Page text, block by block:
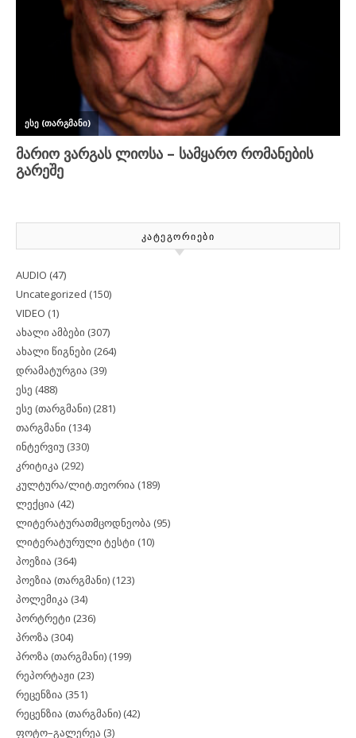
ᲙᲐᲢᲔᲒᲝᲠᲘᲔᲑᲘ
AUDIO (47)
Uncategorized (150)
VIDEO (1)
ახალი ამბები (307)
ახალი წიგნები (264)
დრამატურგია (39)
ესე (488)
ესე (თარგმანი) (281)
თარგმანი (134)
ინტერვიუ (330)
კრიტიკა (292)
კულტურა/ლიტ.თეორია (189)
ლექცია (42)
ლიტერატურათმცოდნეობა (95)
ლიტერატურული ტესტი (10)
პოეზია (364)
პოეზია (თარგმანი) (123)
პოლემიკა (34)
პორტრეტი (236)
პროზა (304)
პროზა (თარგმანი) (199)
რეპორტაჟი (23)
რეცენზია (351)
რეცენზია (თარგმანი) (42)
ფოტო–გალერეა (3)